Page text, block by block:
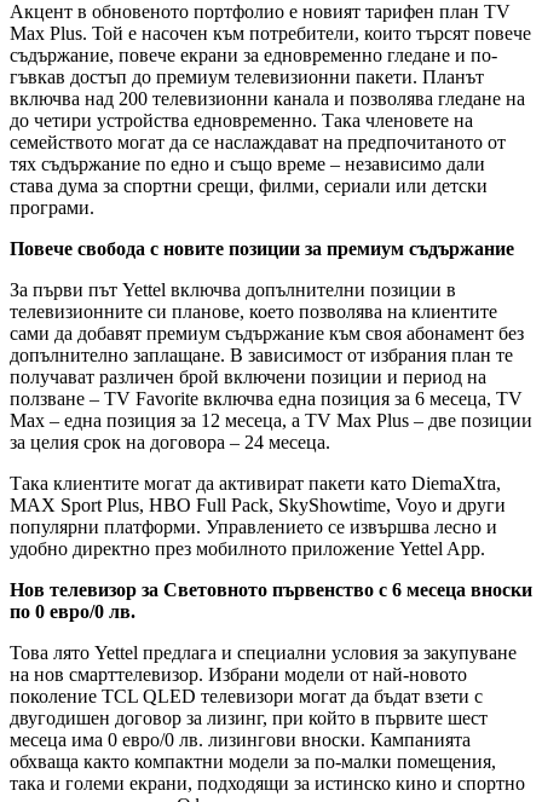
Акцент в обновеното портфолио е новият тарифен план TV
Max Plus. Той е насочен към потребители, които търсят повече
съдържание, повече екрани за едновременно гледане и по-
гъвкав достъп до премиум телевизионни пакети. Планът
включва над 200 телевизионни канала и позволява гледане на
до четири устройства едновременно. Така членовете на
семейството могат да се наслаждават на предпочитаното от
тях съдържание по едно и също време – независимо дали
става дума за спортни срещи, филми, сериали или детски
програми.
Повече свобода с новите позиции за премиум съдържание
За първи път Yettel включва допълнителни позиции в
телевизионните си планове, което позволява на клиентите
сами да добавят премиум съдържание към своя абонамент без
допълнително заплащане. В зависимост от избрания план те
получават различен брой включени позиции и период на
ползване – TV Favorite включва една позиция за 6 месеца, TV
Max – една позиция за 12 месеца, а TV Max Plus – две позиции
за целия срок на договора – 24 месеца.
Така клиентите могат да активират пакети като DiemaXtra,
MAX Sport Plus, HBO Full Pack, SkyShowtime, Voyo и други
популярни платформи. Управлението се извършва лесно и
удобно директно през мобилното приложение Yettel App.
Нов телевизор за Световното първенство с 6 месеца вноски
по 0 евро/0 лв.
Това лято Yettel предлага и специални условия за закупуване
на нов смарттелевизор. Избрани модели от най-новото
поколение TCL QLED телевизори могат да бъдат взети с
двугодишен договор за лизинг, при който в първите шест
месеца има 0 евро/0 лв. лизингови вноски. Кампанията
обхваща както компактни модели за по-малки помещения,
така и големи екрани, подходящи за истинско кино и спортно